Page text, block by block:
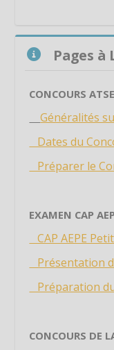
Étiquette
Étiquette
Étiquette
Étiquette
Étiquette
Étiquette
Étiquette
Étiquette
Étiquette
Étiquette
Pages à
CONCOURS
Généralités
Dates du
Préparer le
EXAMEN CAP
CAP AEPE
Présentation
Préparation du
CONCOURS DE